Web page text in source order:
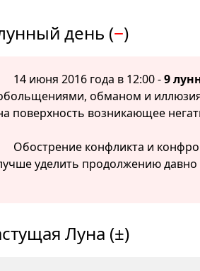
день (−)
14 июня 2016 года в 12:00 -9
обманом и
поверхность возникающее
Обострение конфликта и
уделить продолжению
Луна (±)